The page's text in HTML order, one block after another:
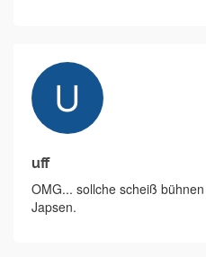
uff
OMG... sollche scheiß
Japsen.